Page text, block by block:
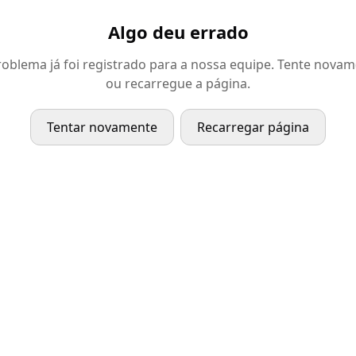
Algo deu errado
já foi registrado para a nossa equipe. Tente
ou recarregue a página.
Tentar novamente Recarregar página